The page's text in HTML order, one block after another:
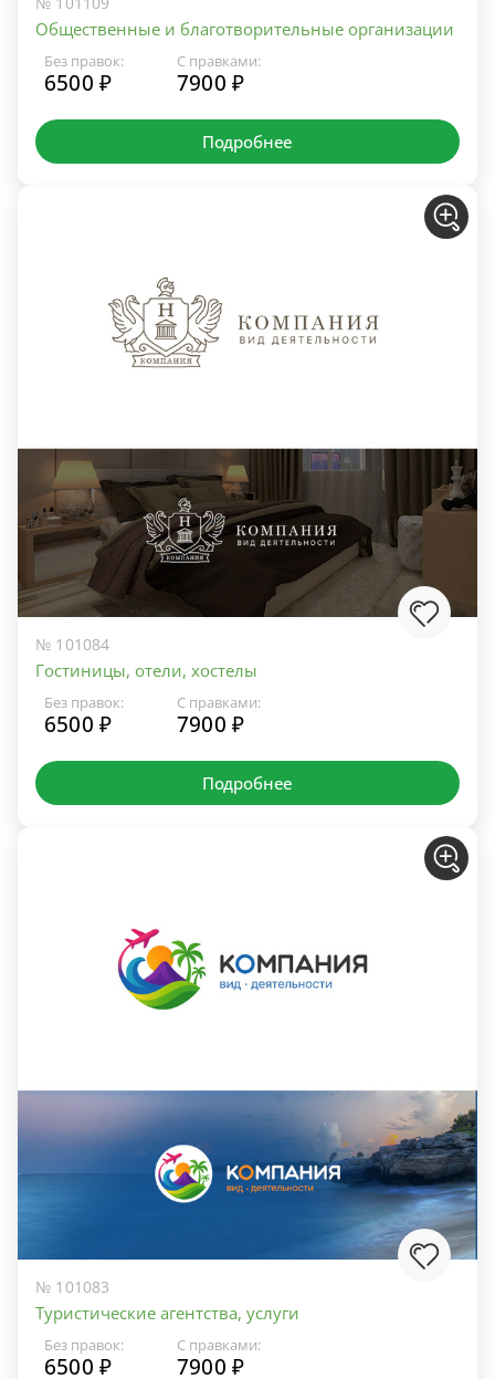
Общественные и благотворительные организации
Без правок:
6500 ₽
С правками:
7900 ₽
Подробнее
№ 101084
Гостиницы, отели, хостелы
Без правок:
6500 ₽
С правками:
7900 ₽
Подробнее
№ 101083
Туристические агентства, услуги
Без правок:
6500 ₽
С правками:
7900 ₽